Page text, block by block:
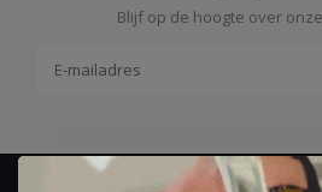
Blijf op de hoogte over